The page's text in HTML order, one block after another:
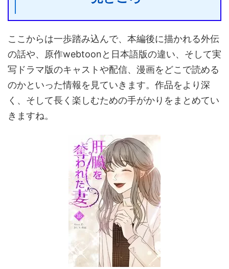
ここからは一歩踏み込んで、本編後に描かれる外伝
の話や、原作webtoonと日本語版の違い、そして実
写ドラマ版のキャストや配信、漫画をどこで読める
のかといった情報を見ていきます。作品をより深
く、そして長く楽しむための手がかりをまとめてい
きますね。